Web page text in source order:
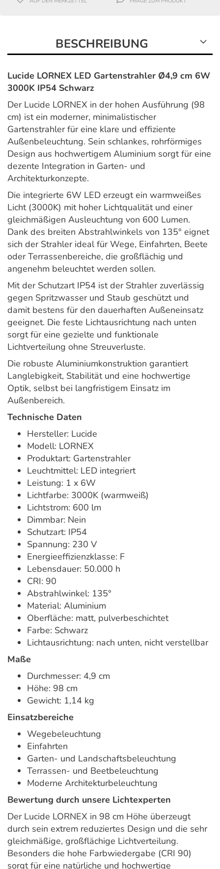
BESCHREIBUNG
Lucide LORNEX LED Gartenstrahler Ø4,9 cm 6W
3000K IP54 Schwarz
Der Lucide LORNEX in der hohen Ausführung (98
cm) ist ein moderner, minimalistischer
Gartenstrahler für eine klare und effiziente
Außenbeleuchtung. Sein schlankes, rohrförmiges
Design aus hochwertigem Aluminium sorgt für eine
dezente Integration in Garten- und
Architekturkonzepte.
Die integrierte 6W LED erzeugt ein warmweißes
Licht (3000K) mit hoher Lichtqualität und einer
gleichmäßigen Ausleuchtung von 600 Lumen.
Dank des breiten Abstrahlwinkels von 135° eignet
sich der Strahler ideal für Wege, Einfahrten, Beete
oder Terrassenbereiche, die großflächig und
angenehm beleuchtet werden sollen.
Mit der Schutzart IP54 ist der Strahler zuverlässig
gegen Spritzwasser und Staub geschützt und
damit bestens für den dauerhaften Außeneinsatz
geeignet. Die feste Lichtausrichtung nach unten
sorgt für eine gezielte und funktionale
Lichtverteilung ohne Streuverluste.
Die robuste Aluminiumkonstruktion garantiert
Langlebigkeit, Stabilität und eine hochwertige
Optik, selbst bei langfristigem Einsatz im
Außenbereich.
Technische Daten
Hersteller: Lucide
Modell: LORNEX
Produktart: Gartenstrahler
Leuchtmittel: LED integriert
Leistung: 1 x 6W
Lichtfarbe: 3000K (warmweiß)
Lichtstrom: 600 lm
Dimmbar: Nein
Schutzart: IP54
Spannung: 230 V
Energieeffizienzklasse: F
Lebensdauer: 50.000 h
CRI: 90
Abstrahlwinkel: 135°
Material: Aluminium
Oberfläche: matt, pulverbeschichtet
Farbe: Schwarz
Lichtausrichtung: nach unten, nicht verstellbar
Maße
Durchmesser: 4,9 cm
Höhe: 98 cm
Gewicht: 1,14 kg
Einsatzbereiche
Wegebeleuchtung
Einfahrten
Garten- und Landschaftsbeleuchtung
Terrassen- und Beetbeleuchtung
Moderne Architekturbeleuchtung
Bewertung durch unsere Lichtexperten
Der Lucide LORNEX in 98 cm Höhe überzeugt
durch sein extrem reduziertes Design und die sehr
gleichmäßige, großflächige Lichtverteilung.
Besonders die hohe Farbwiedergabe (CRI 90)
sorgt für eine natürliche und hochwertige